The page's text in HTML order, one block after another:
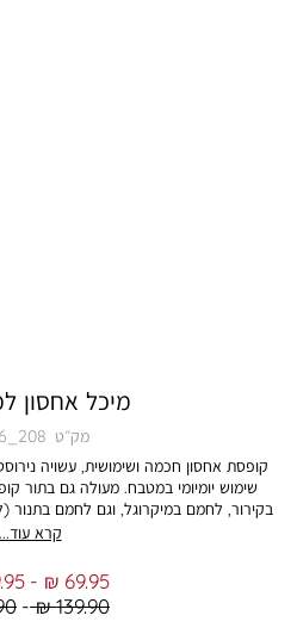
מיכל אחסון
מק״ט
קופסת אחסון חכמה ושימושית, עשויה
שימוש יומיומי במטבח. מעולה גם בתור
בקירור, לחמם במיקרוגל, וגם לחמם
או להגיש ממנה את האוכל ישירות
אחרי בית הספר. מתאימה לאחסון ארוחות
ועוד – פריט רב־שימושי, עמיד ונוח לכל
למדיח הכלים לניקוי קל וחסכוני. קופסה
קרא עוד...
₪
Regular
139.90 ₪
₪ To
69.95 ₪